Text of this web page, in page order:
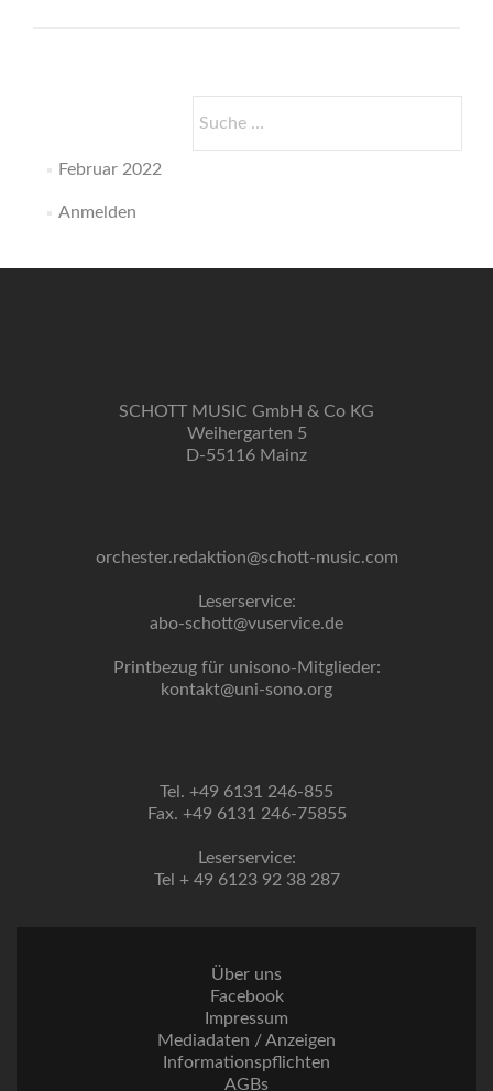
nach:
Februar 2022
Anmelden
SCHOTT MUSIC GmbH & Co KG
Weihergarten 5
D-55116 Mainz
orchester.redaktion@schott-music.com
Leserservice:
abo-schott@vuservice.de
Printbezug für unisono-Mitglieder:
kontakt@uni-sono.org
Tel. +49 6131 246-855
Fax. +49 6131 246-75855
Leserservice:
Tel + 49 6123 92 38 287
Über uns
Facebook
Impressum
Mediadaten / Anzeigen
Informationspflichten
AGBs